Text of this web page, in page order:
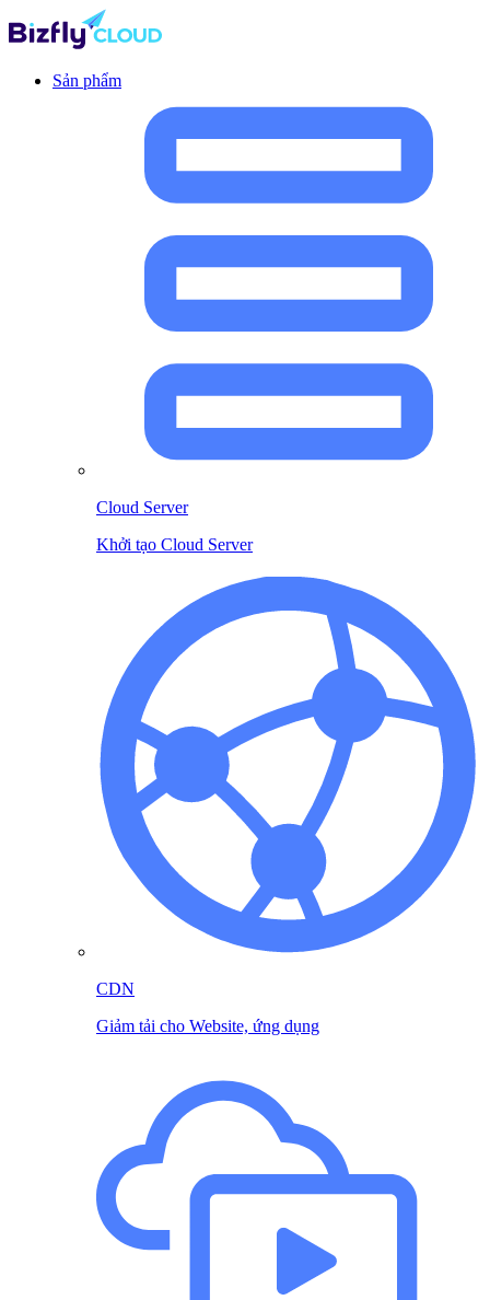
Sản phẩm
Cloud Server
Khởi tạo Cloud Server
CDN
Giảm tải cho Website, ứng dụng